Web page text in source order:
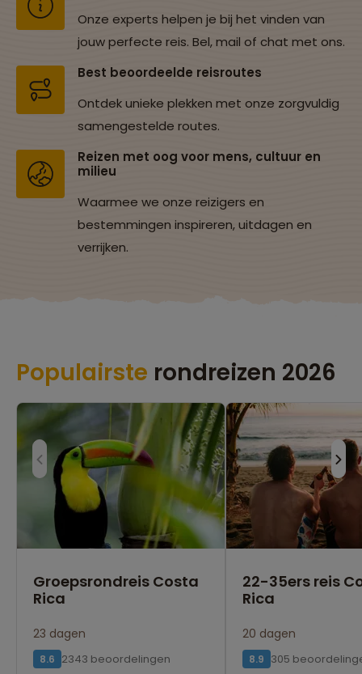
Onze experts helpen je bij het vinden van
jouw perfecte reis. Bel, mail of chat met ons.
Best beoordeelde reisroutes
Ontdek unieke plekken met onze zorgvuldig
samengestelde routes.
Reizen met oog voor mens, cultuur en
milieu
Waarmee we onze reizigers en
bestemmingen inspireren, uitdagen en
verrijken.
Populairste rondreizen 2026
Groepsrondreis Costa
Rica
23 dagen
8.6 2343 beoordelingen
22-35ers reis
Rica
20 dagen
8.9 305